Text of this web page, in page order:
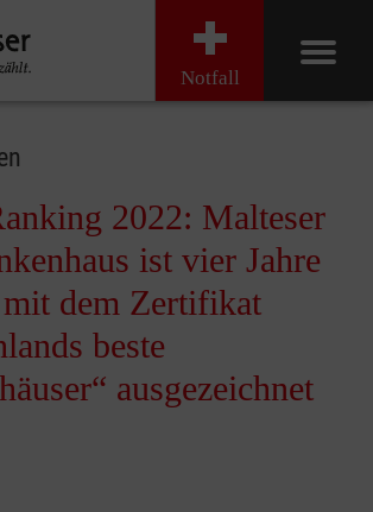
Notfall
2022: Malteser
ist vier Jahre
dem Zertifikat
beste
ausgezeichnet